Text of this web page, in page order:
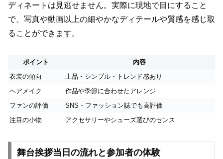
ディネートは見逃せません。実際に現地で目にすること
で、写真や動画以上の細やかなディテールや質感を感じ取
ることができます。
ポイント
内容
衣装の傾向
上品・シンプル・トレンド感あり
ヘアメイク
作品や季節に合わせたアレンジ
ファンの評価
SNS・ファッション誌でも高評価
注目の小物
アクセサリーやシューズ選びのセンス
舞台挨拶当日の流れと参加者の体験